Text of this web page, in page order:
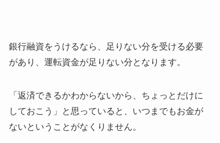
銀行融資をうけるなら、足りない分を受ける必要
があり、運転資金が足りない分となります。
「返済できるかわからないから、ちょっとだけに
しておこう」と思っていると、いつまでもお金が
ないということがなくりません。